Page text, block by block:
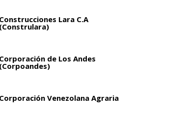
Construcciones Lara C.A
(Construlara)
Corporación de Los Andes
(Corpoandes)
Corporación Venezolana Agraria